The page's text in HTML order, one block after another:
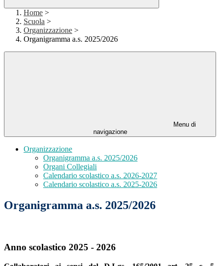
Home >
Scuola >
Organizzazione >
Organigramma a.s. 2025/2026
Menu di
navigazione
Organizzazione
Organigramma a.s. 2025/2026
Organi Collegiali
Calendario scolastico a.s. 2026-2027
Calendario scolastico a.s. 2025-2026
Organigramma a.s. 2025/2026
Anno scolastico 2025 - 2026